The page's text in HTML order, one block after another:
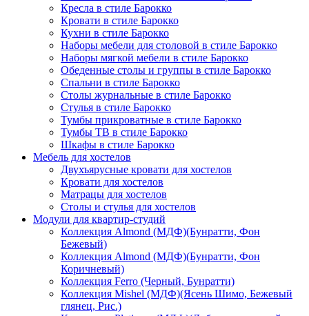
Кресла в стиле Барокко
Кровати в стиле Барокко
Кухни в стиле Барокко
Наборы мебели для столовой в стиле Барокко
Наборы мягкой мебели в стиле Барокко
Обеденные столы и группы в стиле Барокко
Спальни в стиле Барокко
Столы журнальные в стиле Барокко
Стулья в стиле Барокко
Тумбы прикроватные в стиле Барокко
Тумбы ТВ в стиле Барокко
Шкафы в стиле Барокко
Мебель для хостелов
Двухъярусные кровати для хостелов
Кровати для хостелов
Матрацы для хостелов
Столы и стулья для хостелов
Модули для квартир-студий
Коллекция Almond (МДФ)(Бунратти, Фон
Бежевый)
Коллекция Almond (МДФ)(Бунратти, Фон
Коричневый)
Коллекция Ferro (Черный, Бунратти)
Коллекция Mishel (МДФ)(Ясень Шимо, Бежевый
глянец, Рис.)